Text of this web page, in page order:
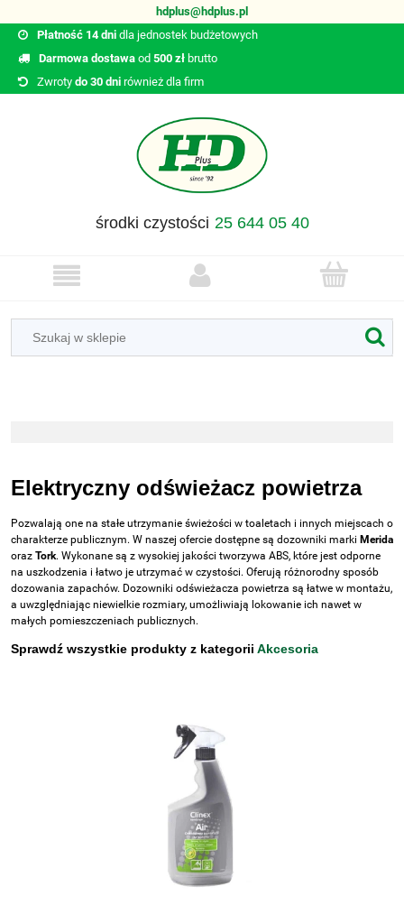
hdplus@hdplus.pl
Płatność 14 dni dla jednostek budżetowych
Darmowa dostawa od 500 zł brutto
Zwroty do 30 dni również dla firm
środki czystości 25 644 05 40
Elektryczny odświeżacz powietrza
Pozwalają one na stałe utrzymanie świeżości w toaletach i innych miejscach o
charakterze publicznym. W naszej ofercie dostępne są dozowniki marki Merida
oraz Tork. Wykonane są z wysokiej jakości tworzywa ABS, które jest odporne
na uszkodzenia i łatwo je utrzymać w czystości. Oferują różnorodny sposób
dozowania zapachów. Dozowniki odświeżacza powietrza są łatwe w montażu,
a uwzględniając niewielkie rozmiary, umożliwiają lokowanie ich nawet w
małych pomieszczeniach publicznych.
Sprawdź wszystkie produkty z kategorii Akcesoria